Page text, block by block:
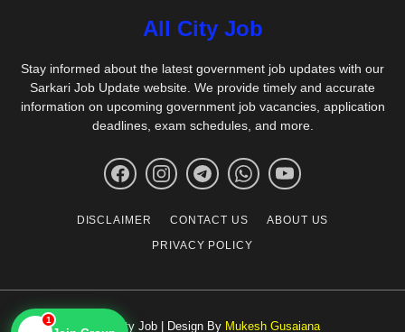
All City Job
Stay informed about the latest government job updates with our
Sarkari Job Update website. We provide timely and accurate
information on upcoming government job vacancies, application
deadlines, exam schedules, and more.
DISCLAIMER CONTACT US
ABOUT US
PRIVACY POLICY
© All City Job | Design By Mukesh Gusaiana
1